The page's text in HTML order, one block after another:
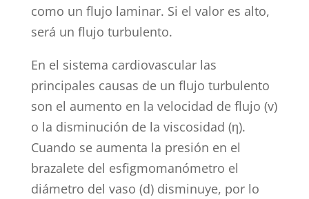
como un flujo laminar. Si el valor es alto,
será un flujo turbulento.
En el sistema cardiovascular las
principales causas de un flujo turbulento
son el aumento en la velocidad de flujo (v)
o la disminución de la viscosidad (η).
Cuando se aumenta la presión en el
brazalete del esfigmomanómetro el
diámetro del vaso (d) disminuye, por lo